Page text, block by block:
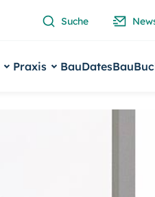
Suche
Praxis BauDates